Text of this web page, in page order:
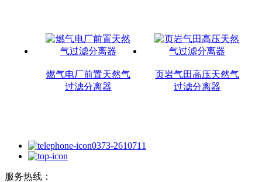
燃气电厂前置天然气
过滤分离器
页岩气田高压天然气
过滤分离器
0373-2610711
服务热线：